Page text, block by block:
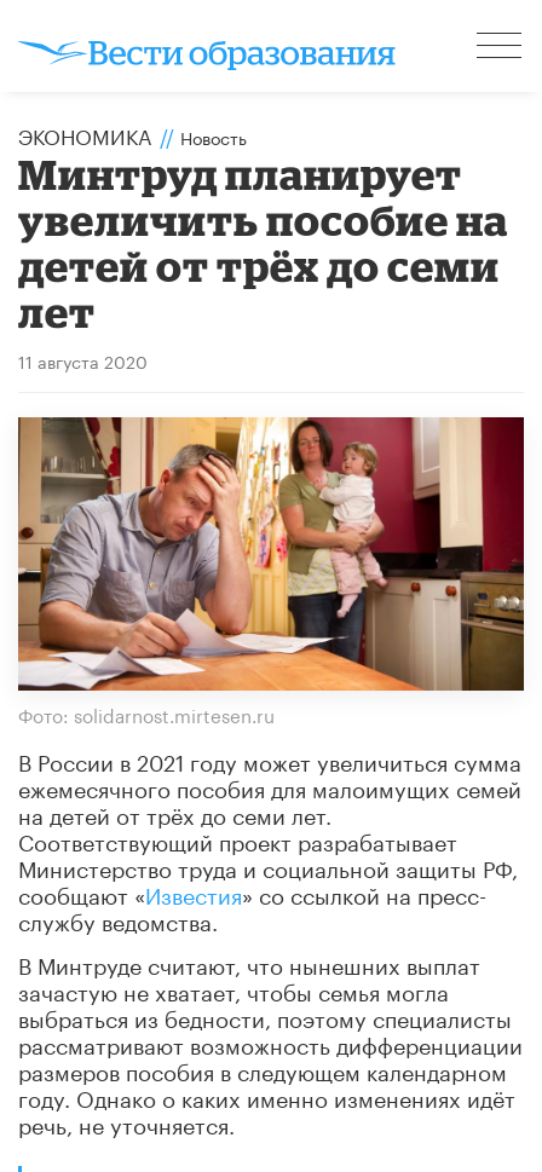
ЭКОНОМИКА // Новость
Минтруд планирует
увеличить пособие на
детей от трёх до семи
лет
11 августа 2020
Фото: solidarnost.mirtesen.ru
В России в 2021 году может увеличиться сумма
ежемесячного пособия для малоимущих семей
на детей от трёх до семи лет.
Соответствующий проект разрабатывает
Министерство труда и социальной защиты РФ,
сообщают «Известия» со ссылкой на пресс-
службу ведомства.
В Минтруде считают, что нынешних выплат
зачастую не хватает, чтобы семья могла
выбраться из бедности, поэтому специалисты
рассматривают возможность дифференциации
размеров пособия в следующем календарном
году. Однако о каких именно изменениях идёт
речь, не уточняется.